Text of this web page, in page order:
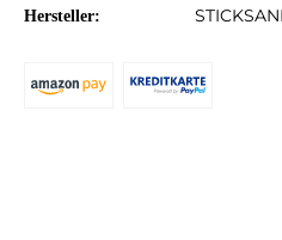
Hersteller: